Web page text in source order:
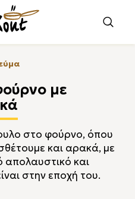
με
στο φούρνο, όπου
και αρακά, με
και
στην εποχή του.